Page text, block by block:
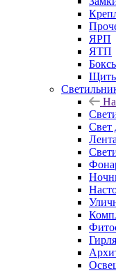
ЯРП
ЯТП
Свет